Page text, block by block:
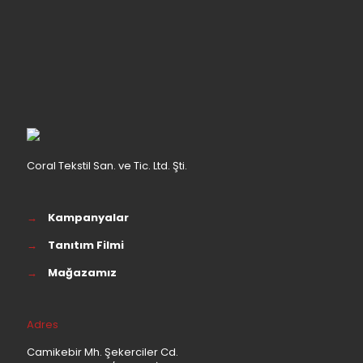
Coral Tekstil San. ve Tic. Ltd. Şti.
→
Kampanyalar
→
Tanıtım Filmi
→
Mağazamız
Adres
Camikebir Mh. Şekerciler Cd.